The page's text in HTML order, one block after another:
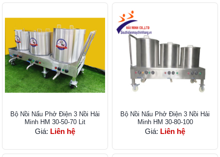
Bộ Nồi Nấu Phở Điện 3 Nồi Hải
Minh HM 30-50-70 Lit
Giá: Liên hệ
Bộ Nồi Nấu Phở Điện 3 Nồi Hải
Minh HM 30-80-100
Giá: Liên hệ